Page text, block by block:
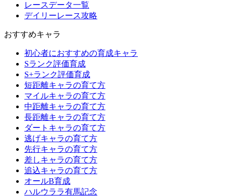
レースデータ一覧
デイリーレース攻略
おすすめキャラ
初心者におすすめの育成キャラ
Sランク評価育成
S+ランク評価育成
短距離キャラの育て方
マイルキャラの育て方
中距離キャラの育て方
長距離キャラの育て方
ダートキャラの育て方
逃げキャラの育て方
先行キャラの育て方
差しキャラの育て方
追込キャラの育て方
オールB育成
ハルウララ有馬記念